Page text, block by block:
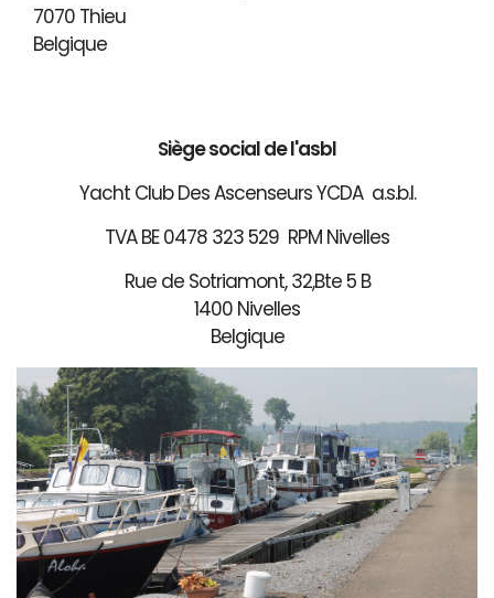
7070 Thieu
Belgique
Siège social de l'asbl
Yacht Club Des Ascenseurs YCDA a.s.b.l.
TVA BE 0478 323 529 RPM Nivelles
Rue de Sotriamont, 32,Bte 5 B
1400 Nivelles
Belgique